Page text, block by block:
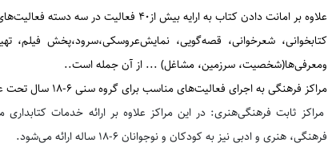
علاوه بر امانت دادن كتاب به ارايه بیش از40 فعالیت در سه دسته فعالیت‌های فرهنگی، هنری، ادبی می‌پردازند.
كتابخوانی، شعر‌خوانی، قصه‌گويی، نمايش‌عروسكی،سرود،پخش فيلم،
ومعرفی‌ها(شخصیت، سرزمین، مشاغل) ... از آن جمله است..
مراکز فرهنگی‌ به اجرای فعالیت‌های مناسب برای گروه سنی 6-18 سال تحت عنوان مخاطبان کودک و نوجوان می‌پردازند.
مراکز ‌ثابت ‌فرهنگی‌هنری: در این مراکز علاوه بر ارائه خدمات
فرهنگی، هنری و ادبی نيز به كودكان و نوجوانان 6-18 ساله ارائه می‌شود
.